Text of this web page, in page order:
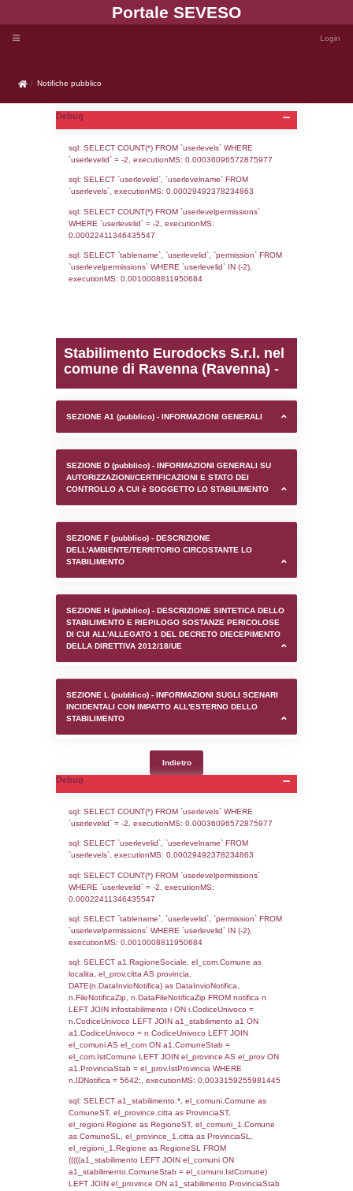
Portale
Notifiche pubblico
Notifiche pubblico
Debug
sql: SELECT COUNT(*) FROM `userlevels`
sql: SELECT `userlevelid`, `userlevelname`
0.00022411346435547
sql: SELECT `tablename`, `userlevelid`,
`userlevelpermissions` WHERE `userlevelid`
executionMS: 0.0010008811950684
Stabilimento Eurodocks
comune di Ravenna
SEZIONE A1 (pubblico) - INFORMAZIONI
SEZIONE D (pubblico) - INFORMAZIONI
AUTORIZZAZIONI/CERTIFICAZIONI E
CONTROLLO A CUI è SOGGETTO LO
SEZIONE F (pubblico) - DESCRIZIONE
DELL'AMBIENTE/TERRITORIO
SEZIONE H (pubblico) - DESCRIZIONE
STABILIMENTO E RIEPILOGO SOSTANZE
DI CUI ALL'ALLEGATO 1 DEL DECRETO
DELLA DIRETTIVA 2012/18/UE
SEZIONE L (pubblico) - INFORMAZIONI
INCIDENTALI CON IMPATTO
STABILIMENTO
Indietro